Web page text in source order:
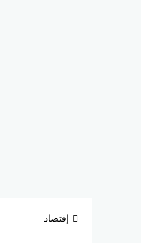
إقتصاد